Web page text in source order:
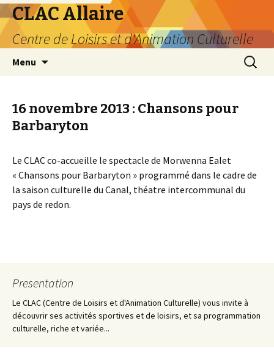
CLAC Allaire
Centre de Loisirs et d'Animation Culturelle
Menu
16 novembre 2013 : Chansons pour
Barbaryton
Le CLAC co-accueille le spectacle de Morwenna Ealet
« Chansons pour Barbaryton » programmé dans le cadre de
la saison culturelle du Canal, théatre intercommunal du
pays de redon.
Presentation
Le CLAC (Centre de Loisirs et d'Animation Culturelle) vous invite à
découvrir ses activités sportives et de loisirs, et sa programmation
culturelle, riche et variée...